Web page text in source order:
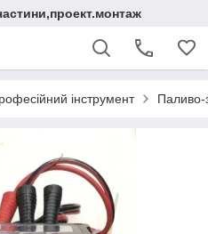
інструмент Паливо-